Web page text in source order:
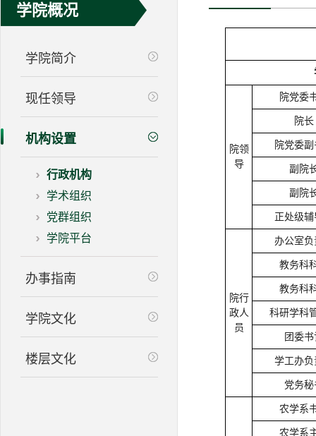
学院概况
学院简介
现任领导
机构设置
行政机构
学术组织
党群组织
学院平台
办事指南
学院文化
楼层文化
院领
导
院党委
院长
院党委
副院
副院
正处级
院行
政人
员
办公室负
教务科
教务科
科研学科
团委
学工办负
党务秘
农学系
农学系